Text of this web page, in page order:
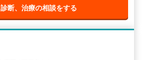
診断、治療の相談をする